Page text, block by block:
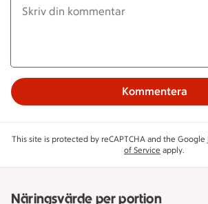
Kommentera
This site is protected by reCAPTCHA and the Google
of Service apply.
Näringsvärde per portion